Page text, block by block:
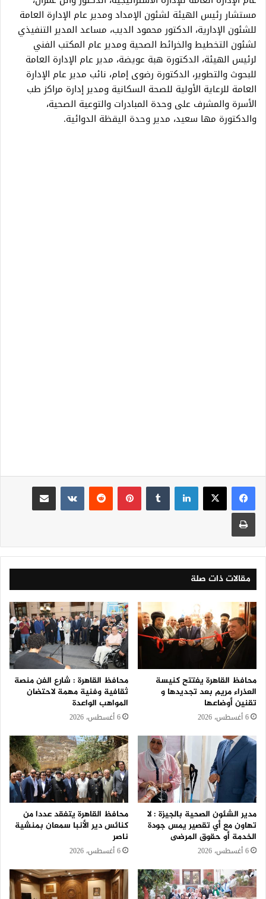
مستشار رئيس الهيئة لشئون الإمداد ومدير عام الإدارة العامة
للشئون الإدارية، الدكتور محمود الديب، مساعد المدير التنفيذي
لشئون التخطيط والخرائط الصحية ومدير عام المكتب الفني
لرئيس الهيئة، الدكتورة هبة عويضة، مدير عام الإدارة العامة
للبحوث والتطوير، الدكتورة رضوى إمام، نائب مدير عام الإدارة
العامة للرعاية الأولية للصحة السكانية ومدير إدارة مراكز طب
الأسرة والمشرف على وحدة المبادرات والتوعية الصحية،
والدكتورة مها سعيد، مدير وحدة اليقظة الدوائية.
لينكدإن بينتيريست
مقالات ذات صلة
محافظ القاهرة يفتتح كنيسة
العذراء مريم بعد تجديدها و
تقنين أوضاعها
6 أغسطس، 2026
محافظ القاهرة : شارع الفن منصة
ثقافية وفنية مهمة لاحتضان
المواهب الواعدة
6 أغسطس، 2026
مدير الشئون الصحية بالجيزة : لا
تهاون مع أي تقصير يمس جودة
الخدمة أو حقوق المرضى
6 أغسطس، 2026
محافظ القاهرة يتفقد عددا من
كنائس دير الأنبا سمعان بمنشية
ناصر
6 أغسطس، 2026